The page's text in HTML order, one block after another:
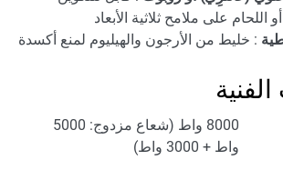
على ملامح ثلاثية الأبعاد
: خليط من الأرجون والهيليوم لمنع أكسدة
8000 واط (شعاع مزدوج: 5000
واط + 3000 واط)